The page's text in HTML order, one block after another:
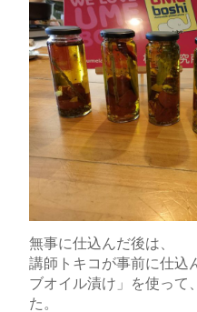
無事に仕込んだ後は、
講師トキコが事前に仕込
ブオイル漬け」を使って
た。